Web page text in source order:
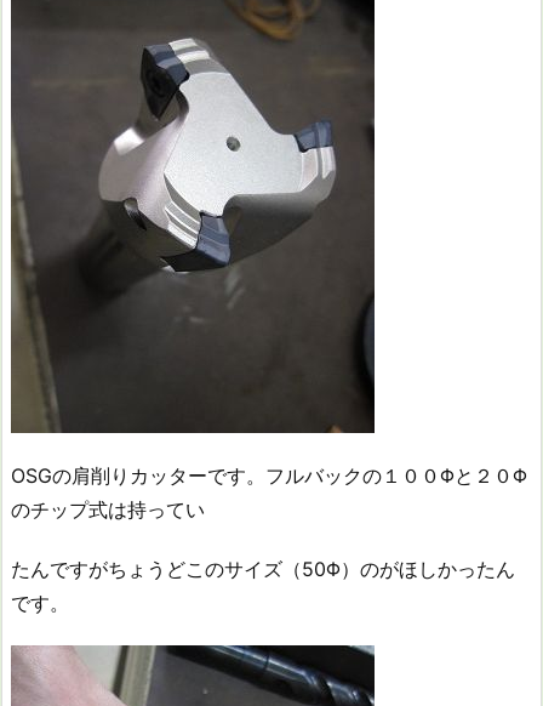
OSGの肩削りカッターです。フルバックの１００Φと２０Φ
のチップ式は持ってい
たんですがちょうどこのサイズ（50Φ）のがほしかったん
です。